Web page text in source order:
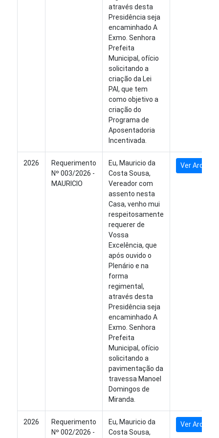
através desta
Presidência seja
encaminhado A
Exmo. Senhora
Prefeita
Municipal, ofício
solicitando a
criação da Lei
PAI, que tem
como objetivo a
criação do
Programa de
Aposentadoria
Incentivada.
2026
Requerimento
Nº 003/2026 -
MAURICIO
Eu, Mauricio da
Costa Sousa,
Vereador com
assento nesta
Casa, venho mui
respeitosamente
requerer de
Vossa
Excelência, que
após ouvido o
Plenário e na
forma
regimental,
através desta
Presidência seja
encaminhado A
Exmo. Senhora
Prefeita
Municipal, ofício
solicitando a
pavimentação da
travessa Manoel
Domingos de
Miranda.
Ver Arquivo
2026
Requerimento
Nº 002/2026 -
Eu, Mauricio da
Costa Sousa,
Ver Arquivo